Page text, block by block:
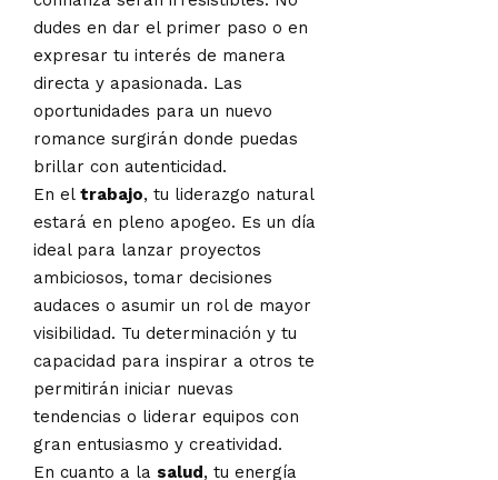
dudes en dar el primer paso o en
expresar tu interés de manera
directa y apasionada. Las
oportunidades para un nuevo
romance surgirán donde puedas
brillar con autenticidad.
En el trabajo, tu liderazgo natural
estará en pleno apogeo. Es un día
ideal para lanzar proyectos
ambiciosos, tomar decisiones
audaces o asumir un rol de mayor
visibilidad. Tu determinación y tu
capacidad para inspirar a otros te
permitirán iniciar nuevas
tendencias o liderar equipos con
gran entusiasmo y creatividad.
En cuanto a la salud, tu energía